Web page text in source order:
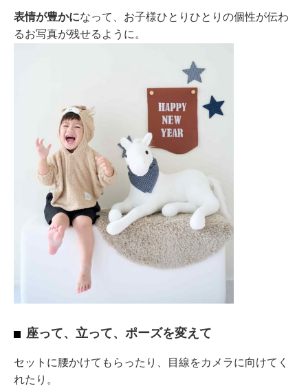
表情が豊かになって、お子様ひとりひとりの個性が伝わ
るお写真が残せるように。
座って、立って、ポーズを変えて
セットに腰かけてもらったり、目線をカメラに向けてく
れたり。